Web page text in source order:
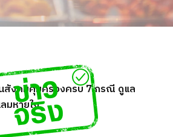
สังคมคุ้มครองครบ 7 กรณี ดูแล
มหายใจ